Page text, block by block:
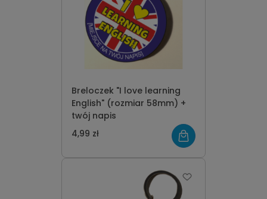
Breloczek "I love learning
English" (rozmiar 58mm) +
twój napis
4,99 zł